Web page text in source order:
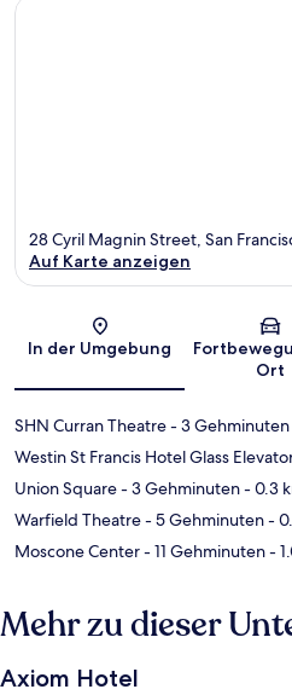
28 Cyril Magnin Street, San
Auf Karte anzeigen
In der Umgebung
Ort
SHN Curran Theatre- 3 Gehminuten
Westin St Francis Hotel Glass
Union Square- 3 Gehminuten- 0.3
Warfield Theatre- 5 Gehminuten-
Moscone Center- 11 Gehminuten-
Mehr zu dieser
Axiom Hotel